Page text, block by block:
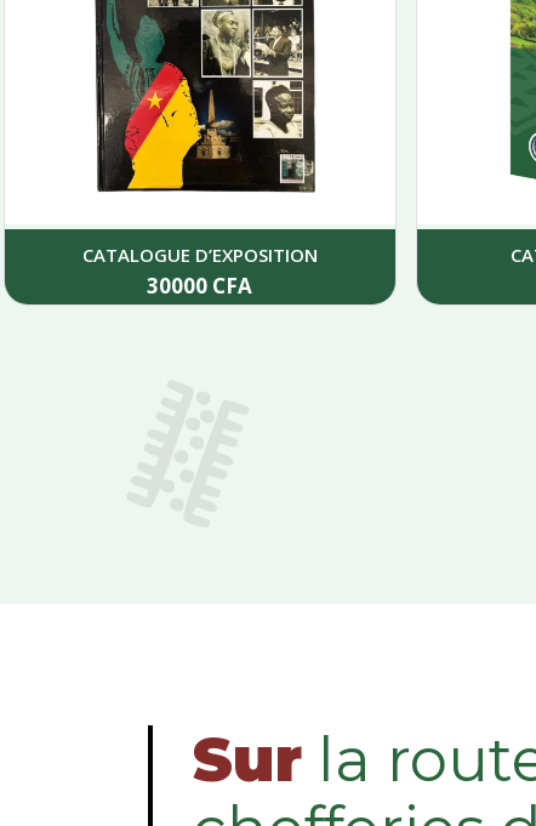
CATALOGUE D’EXPOSITION
30000 CFA
Sur la